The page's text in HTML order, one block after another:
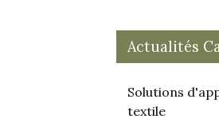
Actualités
Solutions
textile